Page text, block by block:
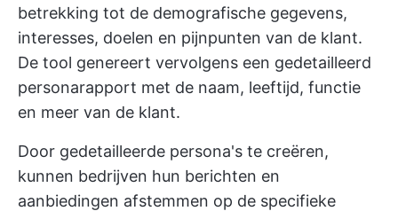
betrekking tot de demografische gegevens,
interesses, doelen en pijnpunten van de klant.
De tool genereert vervolgens een gedetailleerd
personarapport met de naam, leeftijd, functie
en meer van de klant.
Door gedetailleerde persona's te creëren,
kunnen bedrijven hun berichten en
aanbiedingen afstemmen op de specifieke